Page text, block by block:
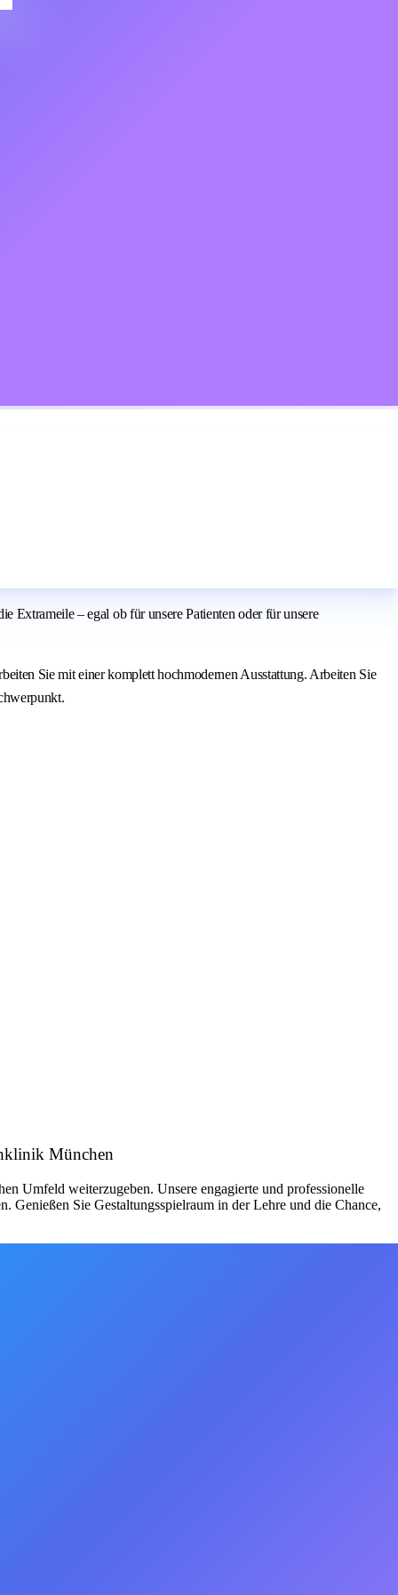
Extrameile – egal ob für unsere Patienten oder für unsere
Sie mit einer komplett hochmodernen Ausstattung. Arbeiten Sie
München
Umfeld weiterzugeben. Unsere engagierte und professionelle
Sie Gestaltungsspielraum in der Lehre und die Chance,